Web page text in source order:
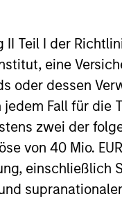
Teil I der
eine
oder dessen
Fall für die
zwei der
von 40 Mio.
Preferred
Led by
Credit’s
and
Tactical
“Company”), a
solutions for
today announced
investment from
Atlantic
Atlantic Park fund,
by Blackstone